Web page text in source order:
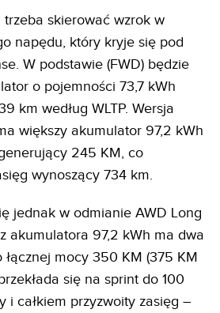
skierować wzrok w
napędu, który kryje się pod
W podstawie (FWD) będzie
o pojemności 73,7 kWh
km według WLTP. Wersja
większy akumulator 97,2 kWh
245 KM, co
wynoszący 734 km.
jednak w odmianie AWD Long
akumulatora 97,2 kWh ma dwa
mocy 350 KM (375 KM
się na sprint do 100
i całkiem przyzwoity zasięg –